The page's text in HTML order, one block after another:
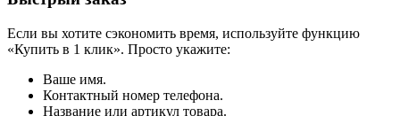
Если вы хотите сэкономить время, используйте функцию
«Купить в 1 клик». Просто укажите:
Ваше имя.
Контактный номер телефона.
Название или артикул товара.